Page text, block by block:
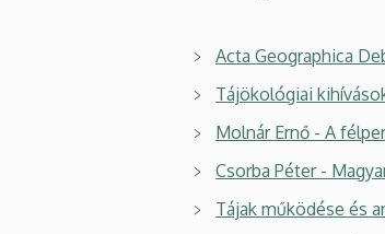
Acta Geographica
Tájökológiai
Molnár Ernő - A
Csorba Péter -
Tájak működése és